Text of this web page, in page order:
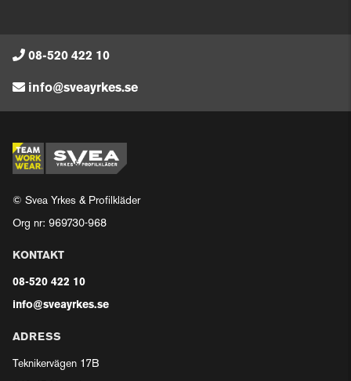
08-520 422 10
info@sveayrkes.se
© Svea Yrkes & Profilkläder
Org nr: 969730-968
KONTAKT
08-520 422 10
info@sveayrkes.se
ADRESS
Teknikervägen 17B